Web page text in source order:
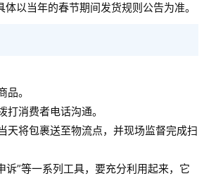
以当年的春节期间发货规则公告为准。
。
消费者电话沟通。
天将包裹送至物流点，并现场监督完成扫
”等一系列工具，要充分利用起来，它